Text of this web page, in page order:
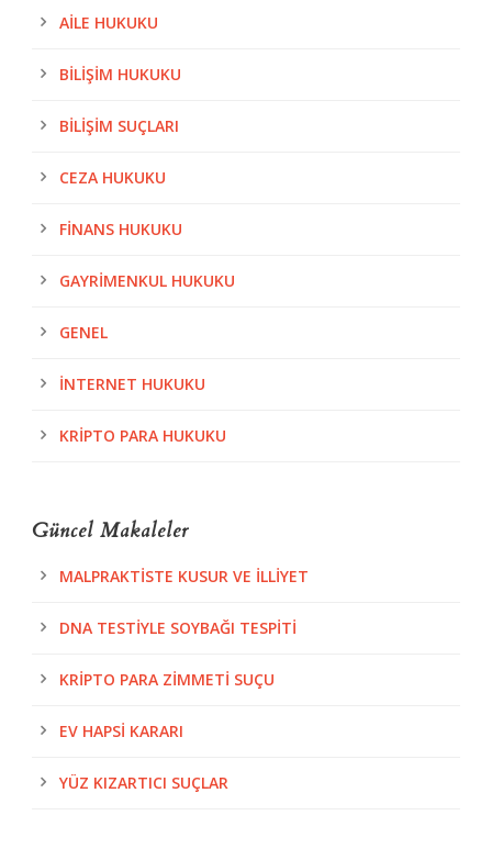
AILE HUKUKU
BILIŞIM HUKUKU
BILIŞIM SUÇLARI
CEZA HUKUKU
FINANS HUKUKU
GAYRIMENKUL HUKUKU
GENEL
İNTERNET HUKUKU
KRIPTO PARA HUKUKU
Güncel Makaleler
MALPRAKTISTE KUSUR VE İLLIYET
DNA TESTIYLE SOYBAĞI TESPITI
KRIPTO PARA ZIMMETI SUÇU
EV HAPSI KARARI
YÜZ KIZARTICI SUÇLAR